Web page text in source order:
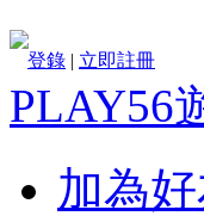
登錄 | 立即註冊
PLAY56
加為